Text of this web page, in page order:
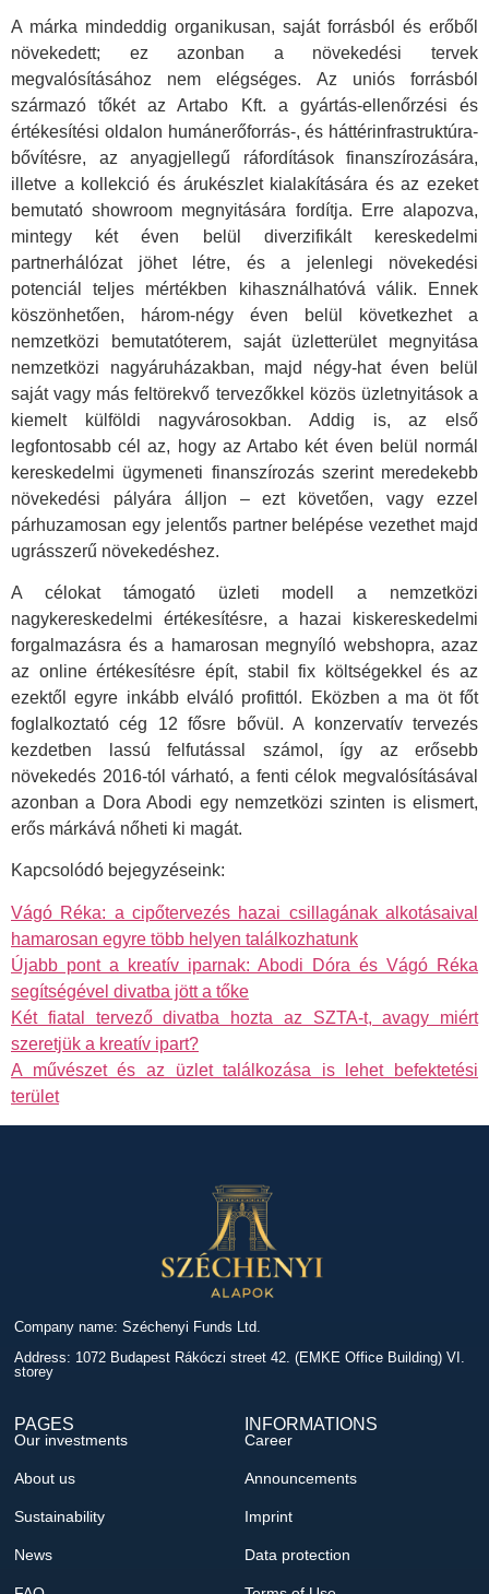
A márka mindeddig organikusan, saját forrásból és erőből
növekedett; ez azonban a növekedési tervek
megvalósításához nem elégséges. Az uniós forrásból
származó tőkét az Artabo Kft. a gyártás-ellenőrzési és
értékesítési oldalon humánerőforrás-, és háttérinfrastruktúra-
bővítésre, az anyagjellegű ráfordítások finanszírozására,
illetve a kollekció és árukészlet kialakítására és az ezeket
bemutató showroom megnyitására fordítja. Erre alapozva,
mintegy két éven belül diverzifikált kereskedelmi
partnerhálózat jöhet létre, és a jelenlegi növekedési
potenciál teljes mértékben kihasználhatóvá válik. Ennek
köszönhetően, három-négy éven belül következhet a
nemzetközi bemutatóterem, saját üzletterület megnyitása
nemzetközi nagyáruházakban, majd négy-hat éven belül
saját vagy más feltörekvő tervezőkkel közös üzletnyitások a
kiemelt külföldi nagyvárosokban. Addig is, az első
legfontosabb cél az, hogy az Artabo két éven belül normál
kereskedelmi ügymeneti finanszírozás szerint meredekebb
növekedési pályára álljon – ezt követően, vagy ezzel
párhuzamosan egy jelentős partner belépése vezethet majd
ugrásszerű növekedéshez.
A célokat támogató üzleti modell a nemzetközi
nagykereskedelmi értékesítésre, a hazai kiskereskedelmi
forgalmazásra és a hamarosan megnyíló webshopra, azaz
az online értékesítésre épít, stabil fix költségekkel és az
ezektől egyre inkább elváló profittól. Eközben a ma öt főt
foglalkoztató cég 12 fősre bővül. A konzervatív tervezés
kezdetben lassú felfutással számol, így az erősebb
növekedés 2016-tól várható, a fenti célok megvalósításával
azonban a Dora Abodi egy nemzetközi szinten is elismert,
erős márkává nőheti ki magát.
Kapcsolódó bejegyzéseink:
Vágó Réka: a cipőtervezés hazai csillagának alkotásaival
hamarosan egyre több helyen találkozhatunk
Újabb pont a kreatív iparnak: Abodi Dóra és Vágó Réka
segítségével divatba jött a tőke
Két fiatal tervező divatba hozta az SZTA-t, avagy miért
szeretjük a kreatív ipart?
A művészet és az üzlet találkozása is lehet befektetési
terület
Company name: Széchenyi Funds Ltd.
Address: 1072 Budapest Rákóczi street 42. (EMKE Office Building) VI.
storey
PAGES
Our investments
About us
Sustainability
News
INFORMATIONS
Career
Announcements
Imprint
Data protection